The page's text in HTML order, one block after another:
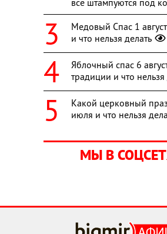
все штампуются под
Медовый Спас 1
и что нельзя делать
Яблочный спас 6
традиции и что нельзя
Какой церковный
июля и что нельзя
МЫ В